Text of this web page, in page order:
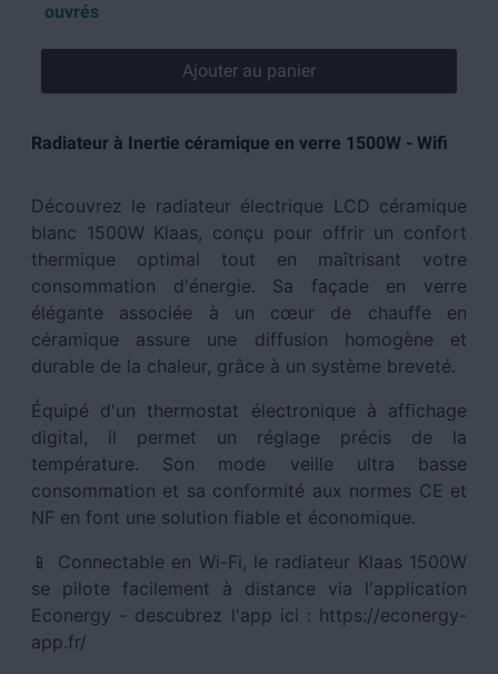
ouvrés
Ajouter au panier
Radiateur à Inertie céramique en verre 1500W - Wifi
Découvrez le radiateur électrique LCD céramique
blanc 1500W Klaas, conçu pour offrir un confort
thermique optimal tout en maîtrisant votre
consommation d'énergie. Sa façade en verre
élégante associée à un cœur de chauffe en
céramique assure une diffusion homogène et
durable de la chaleur, grâce à un système breveté.
Équipé d'un thermostat électronique à affichage
digital, il permet un réglage précis de la
température. Son mode veille ultra basse
consommation et sa conformité aux normes CE et
NF en font une solution fiable et économique.
📱 Connectable en Wi-Fi, le radiateur Klaas 1500W
se pilote facilement à distance via l'application
Econergy - descubrez l'app ici : https://econergy-
app.fr/